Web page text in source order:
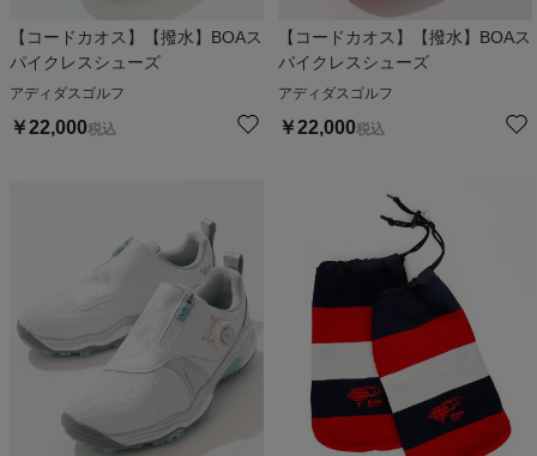
【コードカオス】【撥水】BOAス
パイクレスシューズ
アディダスゴルフ
￥22,000税込
【コードカオス】【撥水】BOAス
パイクレスシューズ
アディダスゴルフ
￥22,000税込